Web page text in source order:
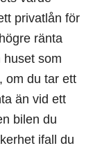
privatlån för
ränta
som
om du tar ett
än vid ett
bilen du
ifall du